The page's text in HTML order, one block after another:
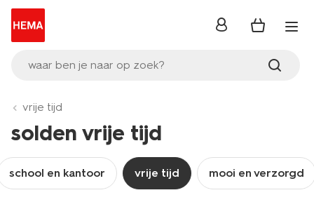
waar ben je naar op zoek?
inloggen
vrije tijd
solden vrije tijd
school en kantoor vrije tijd mooi en verzorgd